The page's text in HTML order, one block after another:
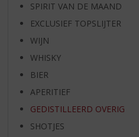
SPIRIT VAN DE MAAND
EXCLUSIEF TOPSLIJTER
WIJN
WHISKY
BIER
APERITIEF
GEDISTILLEERD OVERIG
SHOTJES